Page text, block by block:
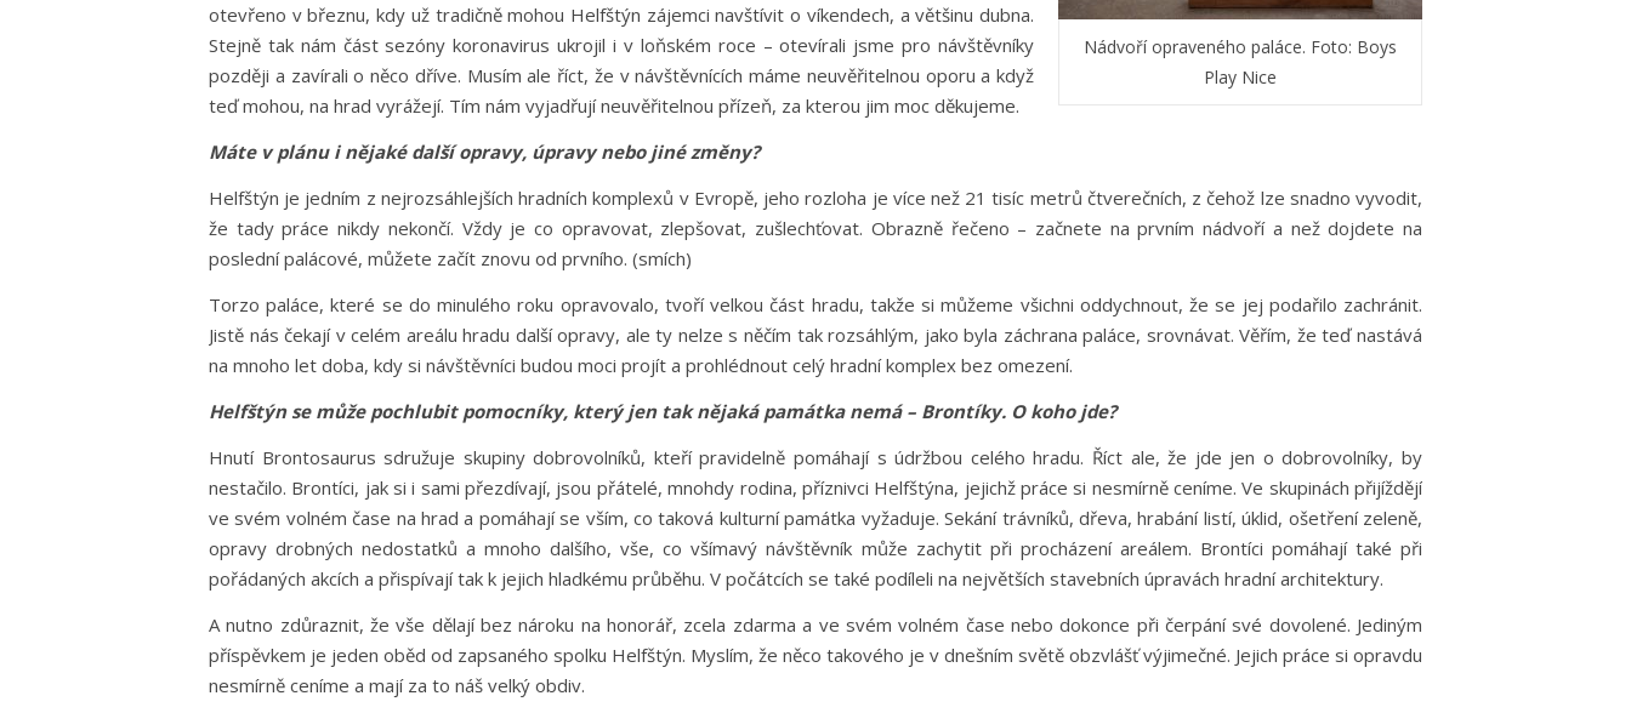
Nádvoří opraveného paláce. Foto: Boys
Play Nice
otevřeno v březnu, kdy už tradičně mohou Helfštýn zájemci navštívit o víkendech, a většinu dubna.
Stejně tak nám část sezóny koronavirus ukrojil i v loňském roce – otevírali jsme pro návštěvníky
později a zavírali o něco dříve. Musím ale říct, že v návštěvnících máme neuvěřitelnou oporu a když
teď mohou, na hrad vyrážejí. Tím nám vyjadřují neuvěřitelnou přízeň, za kterou jim moc děkujeme.
Máte v plánu i nějaké další opravy, úpravy nebo jiné změny?
Helfštýn je jedním z nejrozsáhlejších hradních komplexů v Evropě, jeho rozloha je více než 21 tisíc metrů čtverečních, z čehož lze snadno vyvodit,
že tady práce nikdy nekončí. Vždy je co opravovat, zlepšovat, zušlechťovat. Obrazně řečeno – začnete na prvním nádvoří a než dojdete na
poslední palácové, můžete začít znovu od prvního. (smích)
Torzo paláce, které se do minulého roku opravovalo, tvoří velkou část hradu, takže si můžeme všichni oddychnout, že se jej podařilo zachránit.
Jistě nás čekají v celém areálu hradu další opravy, ale ty nelze s něčím tak rozsáhlým, jako byla záchrana paláce, srovnávat. Věřím, že teď nastává
na mnoho let doba, kdy si návštěvníci budou moci projít a prohlédnout celý hradní komplex bez omezení.
Helfštýn se může pochlubit pomocníky, který jen tak nějaká památka nemá – Brontíky. O koho jde?
Hnutí Brontosaurus sdružuje skupiny dobrovolníků, kteří pravidelně pomáhají s údržbou celého hradu. Říct ale, že jde jen o dobrovolníky, by
nestačilo. Brontíci, jak si i sami přezdívají, jsou přátelé, mnohdy rodina, příznivci Helfštýna, jejichž práce si nesmírně ceníme. Ve skupinách přijíždějí
ve svém volném čase na hrad a pomáhají se vším, co taková kulturní památka vyžaduje. Sekání trávníků, dřeva, hrabání listí, úklid, ošetření zeleně,
opravy drobných nedostatků a mnoho dalšího, vše, co všímavý návštěvník může zachytit při procházení areálem. Brontíci pomáhají také při
pořádaných akcích a přispívají tak k jejich hladkému průběhu. V počátcích se také podíleli na největších stavebních úpravách hradní architektury.
A nutno zdůraznit, že vše dělají bez nároku na honorář, zcela zdarma a ve svém volném čase nebo dokonce při čerpání své dovolené. Jediným
příspěvkem je jeden oběd od zapsaného spolku Helfštýn. Myslím, že něco takového je v dnešním světě obzvlášť výjimečné. Jejich práce si opravdu
nesmírně ceníme a mají za to náš velký obdiv.